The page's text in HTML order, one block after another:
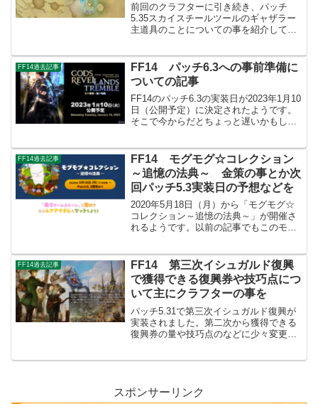
前回のクラフターに引き続き、パッチ
5.35スカイスチールツールのギャザラー
主道具のことについての事を紹介してい
パッチ5.35でもギャザラーの強化方法に
ついては基本的...
FF14過去記事
FF14 パッチ6.3への事前準備に
ついての記事
FF14のパッチ6.3の実装日が2023年1月10
日（公開予定）に決定されたようです。
そこで今からだとちょっと遅いかもしれ
フター）に関することで事前に準備して
おいた方が...
FF14過去記事
FF14 モグモグ☆コレクション
～追憶の法典～ 金策の事とか次
回パッチ5.3実装日の予想などを
2020年5月18日（月）から「モグモグ☆
コレクション～追憶の法典～」が開催さ
れるようです。以前の記事でもこのモグ
想などを書いてみたので今回もまたやっ
てみようかと思いま...
FF14過去記事
FF14 第三次イシュガルド復興
で獲得できる復興券や技巧点につ
いて主にクラフターの事を
パッチ5.31で第三次イシュガルド復興が
実装されました。第二次から獲得できる
復興券の量や技巧点のなどに少々変更が
スポンサーリンク